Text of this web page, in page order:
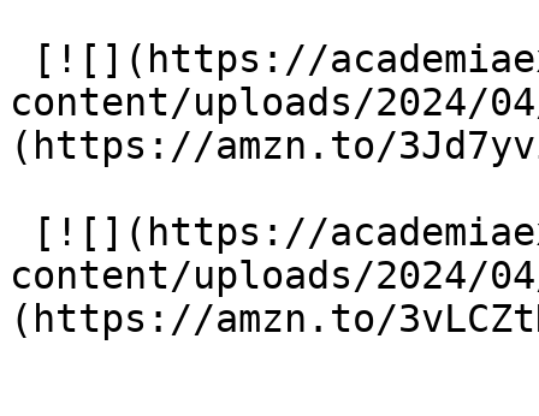
content/uploads/2024/
(https://amzn.to/
content/uploads/2024/
(https://amzn.to/